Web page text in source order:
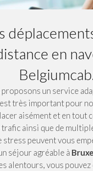
en
un service
très important pour
aisément et en tout
trafic ainsi que de
stress peuvent vous
séjour agréable à
alentours, vous